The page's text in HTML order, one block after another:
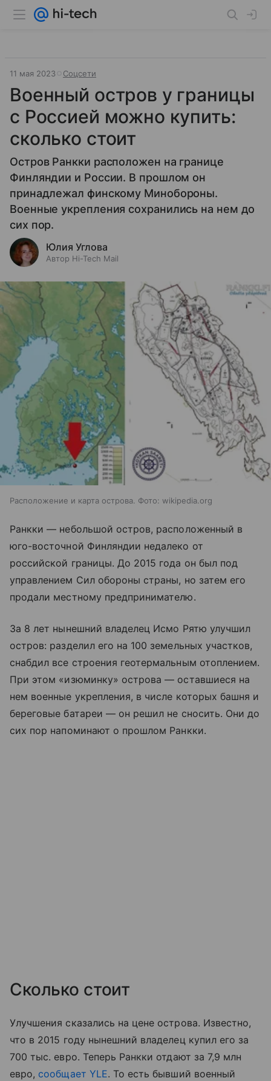
11 мая 2023 Соцсети
Военный остров у границы
с Россией можно купить:
сколько стоит
Остров Ранкки расположен на границе
Финляндии и России. В прошлом он
принадлежал финскому Минобороны.
Военные укрепления сохранились на нем до
сих пор.
Юлия Углова
Автор Hi-Tech Mail
Расположение и карта острова. Фото: wikipedia.org
Ранкки — небольшой остров, расположенный в
юго-восточной Финляндии недалеко от
российской границы. До 2015 года он был под
управлением Сил обороны страны, но затем его
продали местному предпринимателю.
За 8 лет нынешний владелец Исмо Рятю улучшил
остров: разделил его на 100 земельных участков,
снабдил все строения геотермальным отоплением.
При этом «изюминку» острова — оставшиеся на
нем военные укрепления, в числе которых башня и
береговые батареи — он решил не сносить. Они до
сих пор напоминают о прошлом Ранкки.
Сколько стоит
Улучшения сказались на цене острова. Известно,
что в 2015 году нынешний владелец купил его за
700 тыс. евро. Теперь Ранкки отдают за 7,9 млн
евро, сообщает YLE. То есть бывший военный